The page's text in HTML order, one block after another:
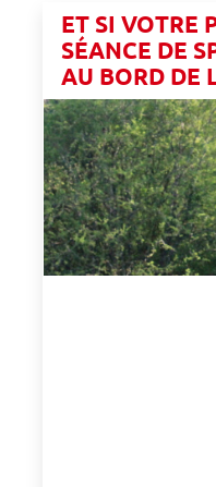
ET SI VOTRE
SÉANCE DE
AU BORD DE